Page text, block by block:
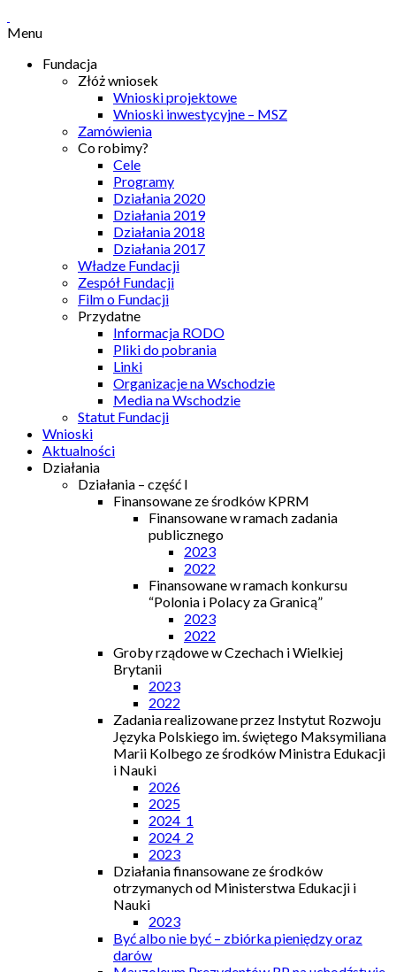
Menu
Fundacja
Złóż wniosek
Wnioski projektowe
Wnioski inwestycyjne – MSZ
Zamówienia
Co robimy?
Cele
Programy
Działania 2020
Działania 2019
Działania 2018
Działania 2017
Władze Fundacji
Zespół Fundacji
Film o Fundacji
Przydatne
Informacja RODO
Pliki do pobrania
Linki
Organizacje na Wschodzie
Media na Wschodzie
Statut Fundacji
Wnioski
Aktualności
Działania
Działania – część I
Finansowane ze środków KPRM
Finansowane w ramach zadania
publicznego
2023
2022
Finansowane w ramach konkursu
“Polonia i Polacy za Granicą”
2023
2022
Groby rządowe w Czechach i Wielkiej
Brytanii
2023
2022
Zadania realizowane przez Instytut Rozwoju
Języka Polskiego im. świętego Maksymiliana
Marii Kolbego ze środków Ministra Edukacji
i Nauki
2026
2025
2024_1
2024_2
2023
Działania finansowane ze środków
otrzymanych od Ministerstwa Edukacji i
Nauki
2023
Być albo nie być – zbiórka pieniędzy oraz
darów